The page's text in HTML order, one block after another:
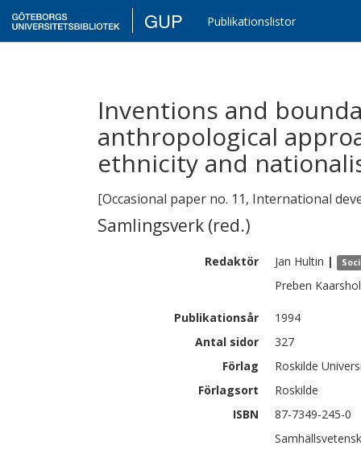
GUP Publikationslistor
Inventions and
anthropological
ethnicity and
[Occasional paper no. 11, International
Samlingsverk (red.)
Redaktör Jan Hultin |
Preben
Publikationsår
1994
Antal sidor
327
Förlag
Roskilde
Förlagsort
Roskilde
ISBN
87-7349-245-0